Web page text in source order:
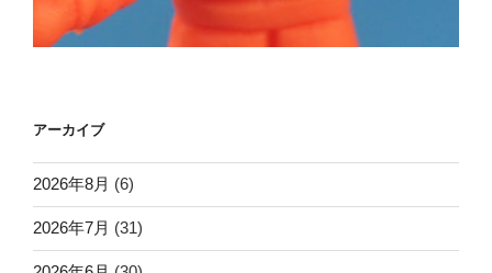
アーカイブ
2026年8月 (6)
2026年7月 (31)